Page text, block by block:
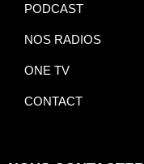
PODCAST
NOS RADIOS
ONE TV
CONTACT